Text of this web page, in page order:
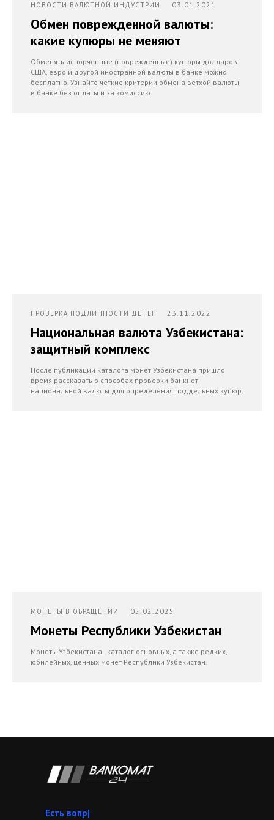
НОВОСТИ ВАЛЮТНОЙ ИНДУСТРИИ 03.01.2021
Обмен поврежденной валюты:
какие купюры не меняют
Обменять испорченные (поврежденные) купюры долларов
США, евро и другой иностранной валюты в банке можно
бесплатно. Узнайте четкие критерии обмена ветхой валюты
в банке без оплаты и за комиссию.
ПРОВЕРКА ПОДЛИННОСТИ ДЕНЕГ 23.11.2022
Национальная валюта Узбекистана:
защитный комплекс
После публикации каталога монет Узбекистана пришло
время рассказать о способах проверки банкнот
национальной валюты для определения поддельных купюр.
МОНЕТЫ В ОБРАЩЕНИИ 05.02.2025
Монеты Республики Узбекистан
Монеты Узбекистана - каталог основных, а также редких,
юбилейных, ценных монет Республики Узбекистан.
|